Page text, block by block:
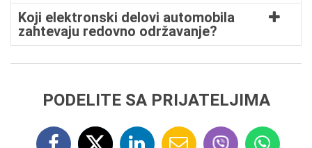
Koji elektronski delovi automobila
zahtevaju redovno održavanje?
PODELITE SA PRIJATELJIMA